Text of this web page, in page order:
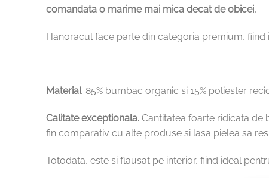
comandata o marime mai mica decat de obicei.
Hanoracul face parte din categoria premium,
Material: 85% bumbac organic si 15% poliester
Calitate exceptionala. Cantitatea foarte ridicata de
fin comparativ cu alte produse si lasa pielea sa
Totodata, este si flausat pe interior, fiind ideal